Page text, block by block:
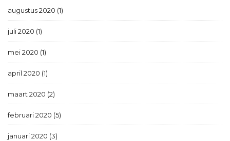
augustus 2020 (1)
juli 2020 (1)
mei 2020 (1)
april 2020 (1)
maart 2020 (2)
februari 2020 (5)
januari 2020 (3)